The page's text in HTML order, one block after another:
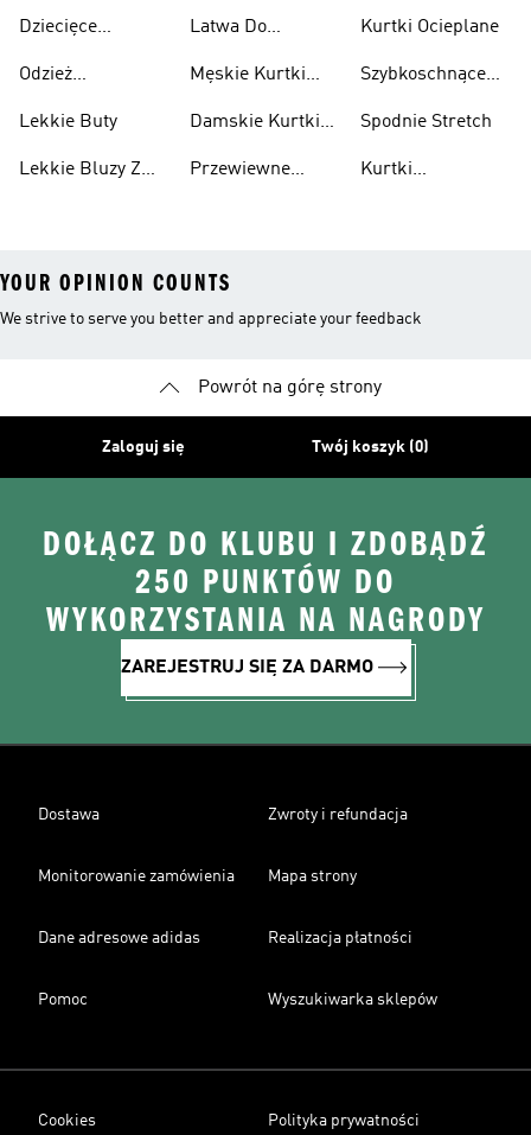
Dziecięce
Przewiewne
Odzież
Lekkie Buty
Lekkie Bluzy Z
Latwa Do
Kurtki
Męskie Kurtki
Damskie Kurtki
Przewiewne
Kurtki Ocieplane
Szybkoschnące
Spodnie Stretch
Kurtki
YOUR OPINION COUNTS
We strive to serve you better and appreciate your feedback
Powrót na górę strony
Zaloguj się Twój koszyk (0)
DOŁĄCZ DO KLUBU I ZDOBĄDŹ
250 PUNKTÓW DO
WYKORZYSTANIA NA NAGRODY
ZAREJESTRUJ SIĘ ZA DARMO
Dostawa Zwroty i refundacja
Monitorowanie zamówienia Mapa strony
Dane adresowe adidas Realizacja płatności
Pomoc Wyszukiwarka sklepów
Cookies Polityka prywatności